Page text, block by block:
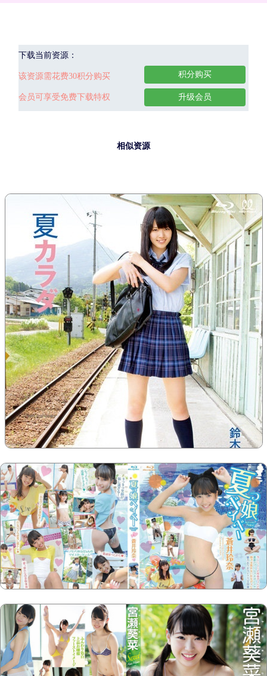
下载当前资源：
该资源需花费30积分购买
会员可享受免费下载特权
积分购买
升级会员
相似资源